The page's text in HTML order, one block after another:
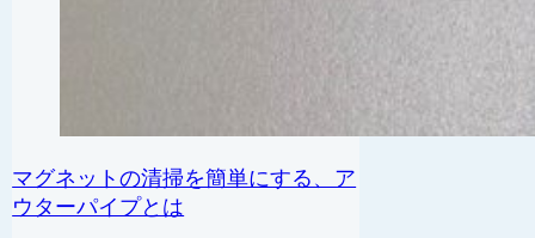
マグネットの清掃を簡単にする、ア
ウターパイプとは